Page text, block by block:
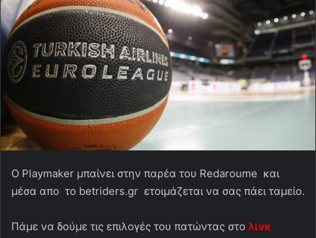
Ο Playmaker μπαίνει στην παρέα του Redaroume και
μέσα απο το betriders.gr ετοιμάζεται να σας πάει ταμείο.
Πάμε να δούμε τις επιλογές του πατώντας στο λινκ